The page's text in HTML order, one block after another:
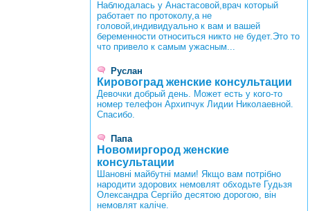
Наблюдалась у Анастасовой,врач который
работает по протоколу,а не
головой,индивидуально к вам и вашей
беременности относиться никто не будет.Это то
что привело к самым ужасным...
Руслан
Кировоград женские консультации
Девочки добрый день. Может есть у кого-то
номер телефон Архипчук Лидии Николаевной.
Спасибо.
Папа
Новомиргород женские
консультации
Шановні майбутні мами! Якщо вам потрібно
народити здорових немовлят обходьте Гудьзя
Олександра Сергійо десятою дорогою, він
немовлят каліче.